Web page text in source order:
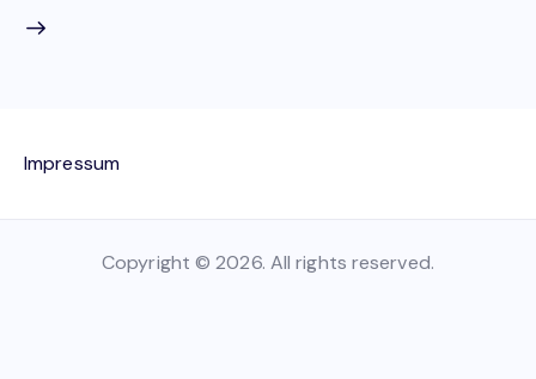
Impressum
Copyright © 2026. All rights reserved.